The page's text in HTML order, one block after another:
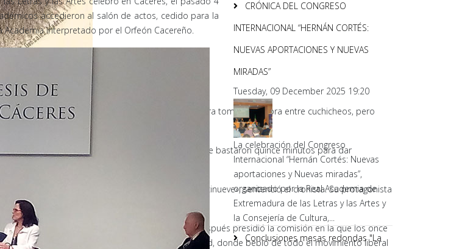
Un clérigo de la Junta Suprema de Extremadura tomó la palabra entre cuchicheos, pero
del pueblo a través de la soberanía nacional. Le bastaron quince minutos para dar
Pérez Galdós. «Es el primer discurso del siglo diecinueve», sentenció el cronista. Su protagonista
levantó contra los hermanos Bonaparte. Poco después presidió la comisión en la que los once
desde Salamanca. Allí era rector de su universidad, donde bebió de todo el movimiento liberal
accedieron al salón de actos, cedido para la
interpretado por el Orfeón Cacereño.
CRÓNICA DEL CONGRESO
INTERNACIONAL “HERNÁN CORTÉS:
NUEVAS APORTACIONES Y NUEVAS
MIRADAS”
Tuesday, 09 December 2025 19:20
La celebración del Congreso
Internacional “Hernán Cortés: Nuevas
aportaciones y Nuevas miradas”,
organizado por la Real Academia de
Extremadura de las Letras y las Artes y
la Consejería de Cultura,...
Conclusiones mesas redondas "La